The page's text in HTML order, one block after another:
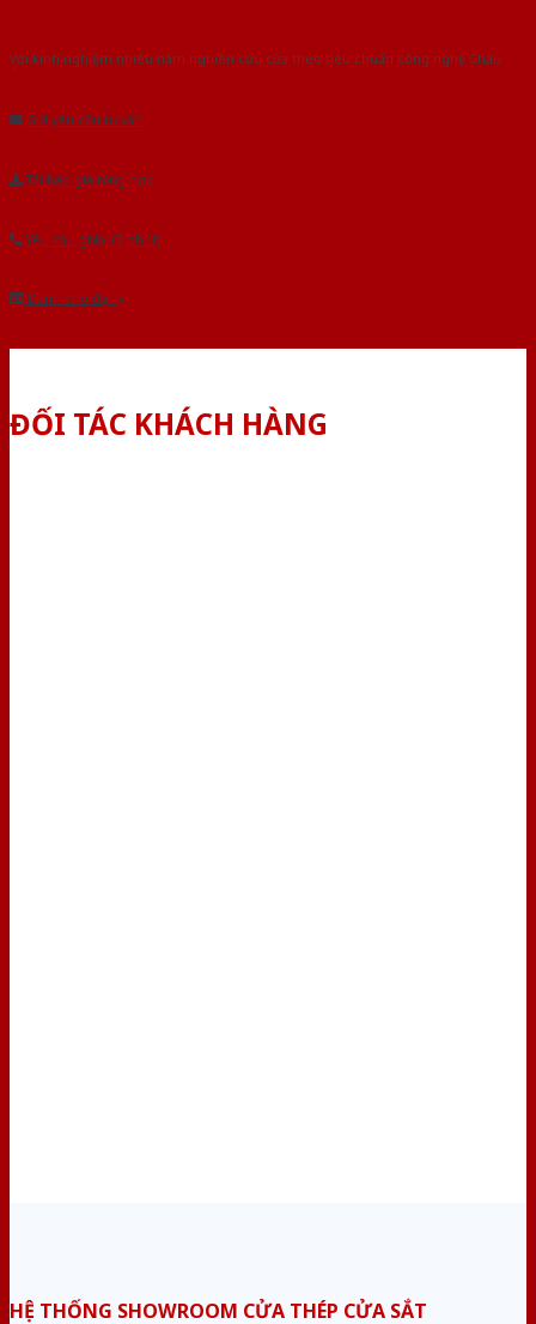
Với kinh nghiệm nhiêu năm nghiên cứu cửa theo tiêu chuẩn công nghệ Châu
Gửi yêu cầu tư vấn
Tải báo giá tổng hợp
Yêu cầu gọi lại (3 phút)
Dành cho đại lý
ĐỐI TÁC KHÁCH HÀNG
HỆ THỐNG SHOWROOM CỬA THÉP CỬA SẮT